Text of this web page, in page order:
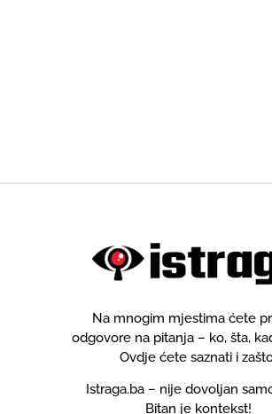
Na mnogim mjestima ćete
odgovore na pitanja – ko, šta,
Ovdje ćete saznati i
Istraga.ba – nije dovoljan
Bitan je kontekst!